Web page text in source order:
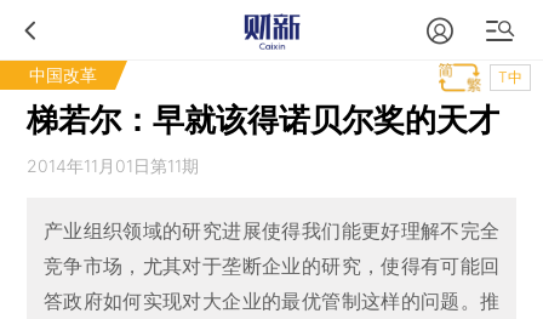
中国改革 T中
梯若尔：早就该得诺贝尔奖的天才
2014年11月01日第11期
产业组织领域的研究进展使得我们能更好理解不完全
竞争市场，尤其对于垄断企业的研究，使得有可能回
答政府如何实现对大企业的最优管制这样的问题。推